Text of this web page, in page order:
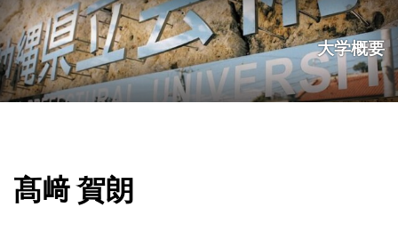
大学概要
髙﨑 賀朗